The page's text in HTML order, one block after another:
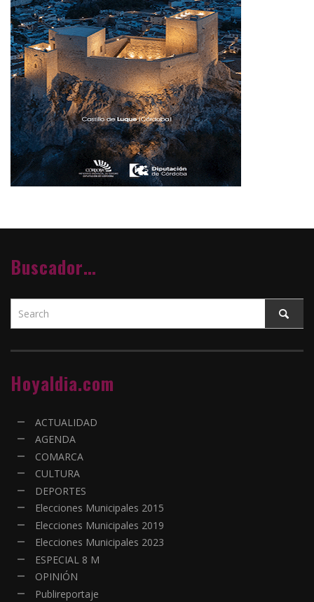
Buscador…
Hoyaldia.com
ACTUALIDAD
AGENDA
COMARCA
CULTURA
DEPORTES
Elecciones Municipales 2015
Elecciones Municipales 2019
Elecciones Municipales 2023
ESPECIAL 8 M
OPINIÓN
Publireportaje